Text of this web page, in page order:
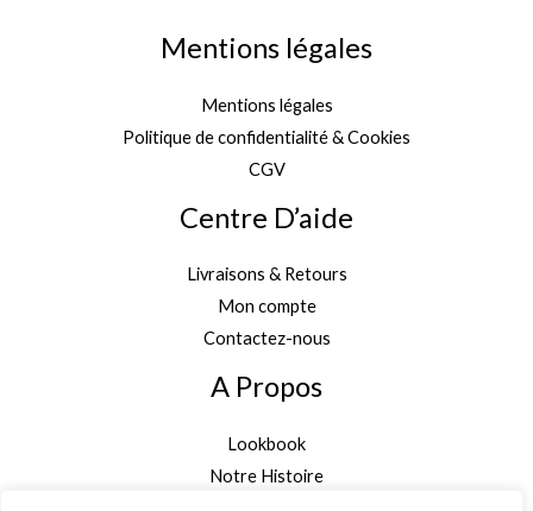
Mentions légales
Mentions légales
Politique de confidentialité & Cookies
CGV
Centre D’aide
Livraisons & Retours
Mon compte
Contactez-nous
A Propos
Lookbook
Notre Histoire